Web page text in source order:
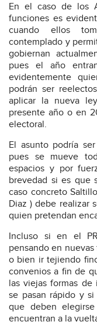
En el caso de los
funciones es
cuando ellos
contemplado y
gobiernan
pues el año
evidentemente
podrán ser
aplicar la nueva
presente año o en
electoral.
El asunto podría
pues se mueve
espacios y por
brevedad si es que
caso concreto
Diaz ) debe realizar
quien pretendan
Incluso si en el
pensando en
o bien ir tejiendo
convenios a fin de
las viejas formas de
se pasan rápido y
que deben
encuentran a la